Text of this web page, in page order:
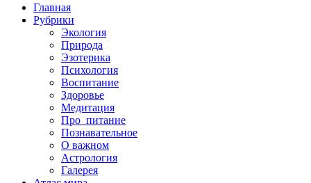
Главная
Рубрики
Экология
Природа
Эзотерика
Психология
Воспитание
Здоровье
Медитация
Про_питание
Познавательное
О важном
Астрология
Галерея